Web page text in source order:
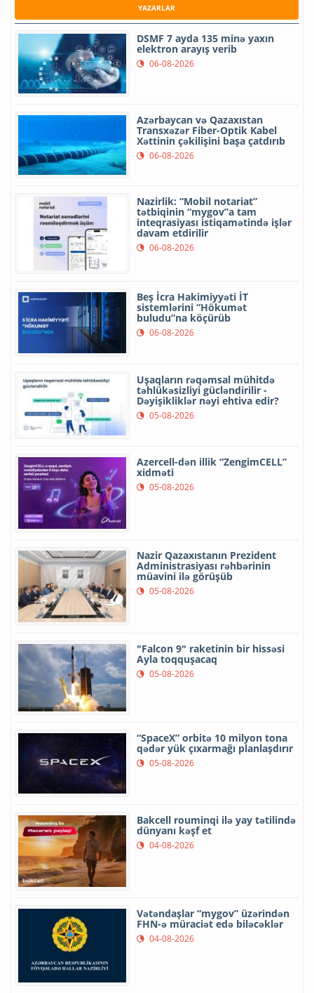
YAZARLAR
DSMF 7 ayda 135 minə yaxın
elektron arayış verib
06-08-2026
Azərbaycan və Qazaxıstan
Transxəzər Fiber-Optik Kabel
Xəttinin çəkilişini başa çatdırıb
06-08-2026
Nazirlik: “Mobil notariat”
tətbiqinin “mygov”a tam
inteqrasiyası istiqamətində işlər
davam etdirilir
06-08-2026
Beş İcra Hakimiyyəti İT
sistemlərini “Hökumət
buludu”na köçürüb
06-08-2026
Uşaqların rəqəmsal mühitdə
təhlükəsizliyi gücləndirilir -
Dəyişikliklər nəyi ehtiva edir?
05-08-2026
Azercell-dən illik “ZengimCELL”
xidməti
05-08-2026
Nazir Qazaxıstanın Prezident
Administrasiyası rəhbərinin
müavini ilə görüşüb
05-08-2026
"Falcon 9" raketinin bir hissəsi
Ayla toqquşacaq
05-08-2026
“SpaceX” orbitə 10 milyon tona
qədər yük çıxarmağı planlaşdırır
05-08-2026
Bakcell rouminqi ilə yay tətilində
dünyanı kəşf et
04-08-2026
Vətəndaşlar “mygov” üzərindən
FHN-ə müraciət edə biləcəklər
04-08-2026